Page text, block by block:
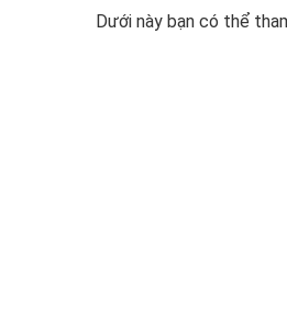
Dưới này bạn có thể